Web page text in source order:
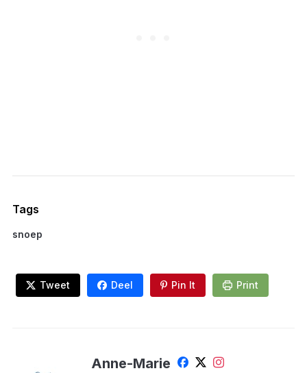
Tags
snoep
Tweet Deel Pin It Print
Anne-Marie